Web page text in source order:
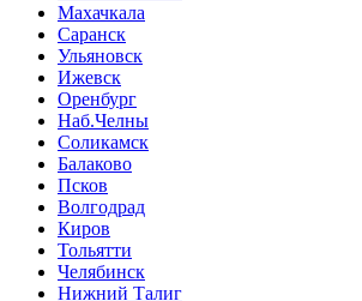
Махачкала
Саранск
Ульяновск
Ижевск
Оренбург
Наб.Челны
Соликамск
Балаково
Псков
Волгодрад
Киров
Тольятти
Челябинск
Нижний Талиг